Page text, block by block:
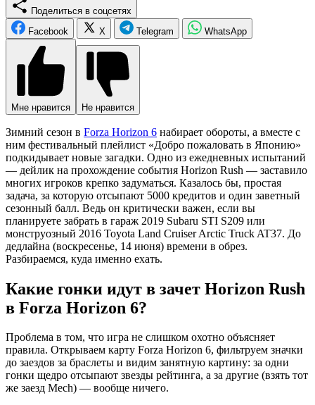
Поделиться в соцсетях
Facebook
X Telegram WhatsApp
Мне нравится Не нравится
Зимний сезон в Forza Horizon 6 набирает обороты, а вместе с
ним фестивальный плейлист «Добро пожаловать в Японию»
подкидывает новые загадки. Одно из ежедневных испытаний
— дейлик на прохождение события Horizon Rush — заставило
многих игроков крепко задуматься. Казалось бы, простая
задача, за которую отсыпают 5000 кредитов и один заветный
сезонный балл. Ведь он критически важен, если вы
планируете забрать в гараж 2019 Subaru STI S209 или
монструозный 2016 Toyota Land Cruiser Arctic Truck AT37. До
дедлайна (воскресенье, 14 июня) времени в обрез.
Разбираемся, куда именно ехать.
Какие гонки идут в зачет Horizon Rush
в Forza Horizon 6?
Проблема в том, что игра не слишком охотно объясняет
правила. Открываем карту Forza Horizon 6, фильтруем значки
до заездов за браслеты и видим занятную картину: за одни
гонки щедро отсыпают звезды рейтинга, а за другие (взять тот
же заезд Mech) — вообще ничего.